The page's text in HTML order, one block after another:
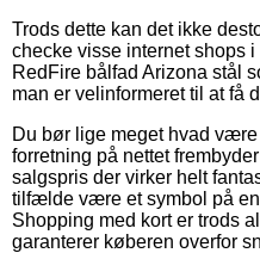
Trods dette kan det ikke
checke visse internet shops
RedFire bålfad Arizona stål
man er velinformeret til at få
Du bør lige meget hvad
forretning på nettet
salgspris der virker helt
tilfælde være et symbol på
Shopping med kort er trods
garanterer køberen overfor